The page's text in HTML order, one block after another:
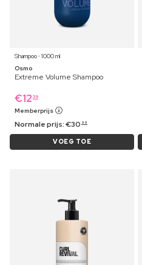
Shampoo ⋅ 1000 ml
Osmo
Extreme Volume Shampoo
€12 39
Memberprijs
Normale prijs:€30 99
VOEG TOE